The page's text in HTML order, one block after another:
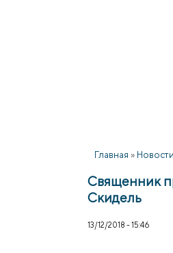
Главная » Новости
Священник
Скидель
13/12/2018 - 15:46